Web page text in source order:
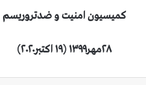
کمیسیون امنیت و ضدتروریسم
۲۸مهر۱۳۹۹ (۱۹ اکتبر۲۰۲۰)